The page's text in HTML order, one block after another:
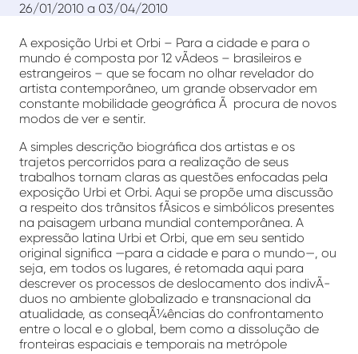
26/01/2010 a 03/04/2010
A exposição Urbi et Orbi – Para a cidade e para o
mundo é composta por 12 vÃ­deos – brasileiros e
estrangeiros – que se focam no olhar revelador do
artista contemporâneo, um grande observador em
constante mobilidade geográfica Ã procura de novos
modos de ver e sentir.
A simples descrição biográfica dos artistas e os
trajetos percorridos para a realização de seus
trabalhos tornam claras as questões enfocadas pela
exposição Urbi et Orbi. Aqui se propõe uma discussão
a respeito dos trânsitos fÃ­sicos e simbólicos presentes
na paisagem urbana mundial contemporânea. A
expressão latina Urbi et Orbi, que em seu sentido
original significa —para a cidade e para o mundo—, ou
seja, em todos os lugares, é retomada aqui para
descrever os processos de deslocamento dos indivÃ­
duos no ambiente globalizado e transnacional da
atualidade, as conseqÃ¼ências do confrontamento
entre o local e o global, bem como a dissolução de
fronteiras espaciais e temporais na metrópole